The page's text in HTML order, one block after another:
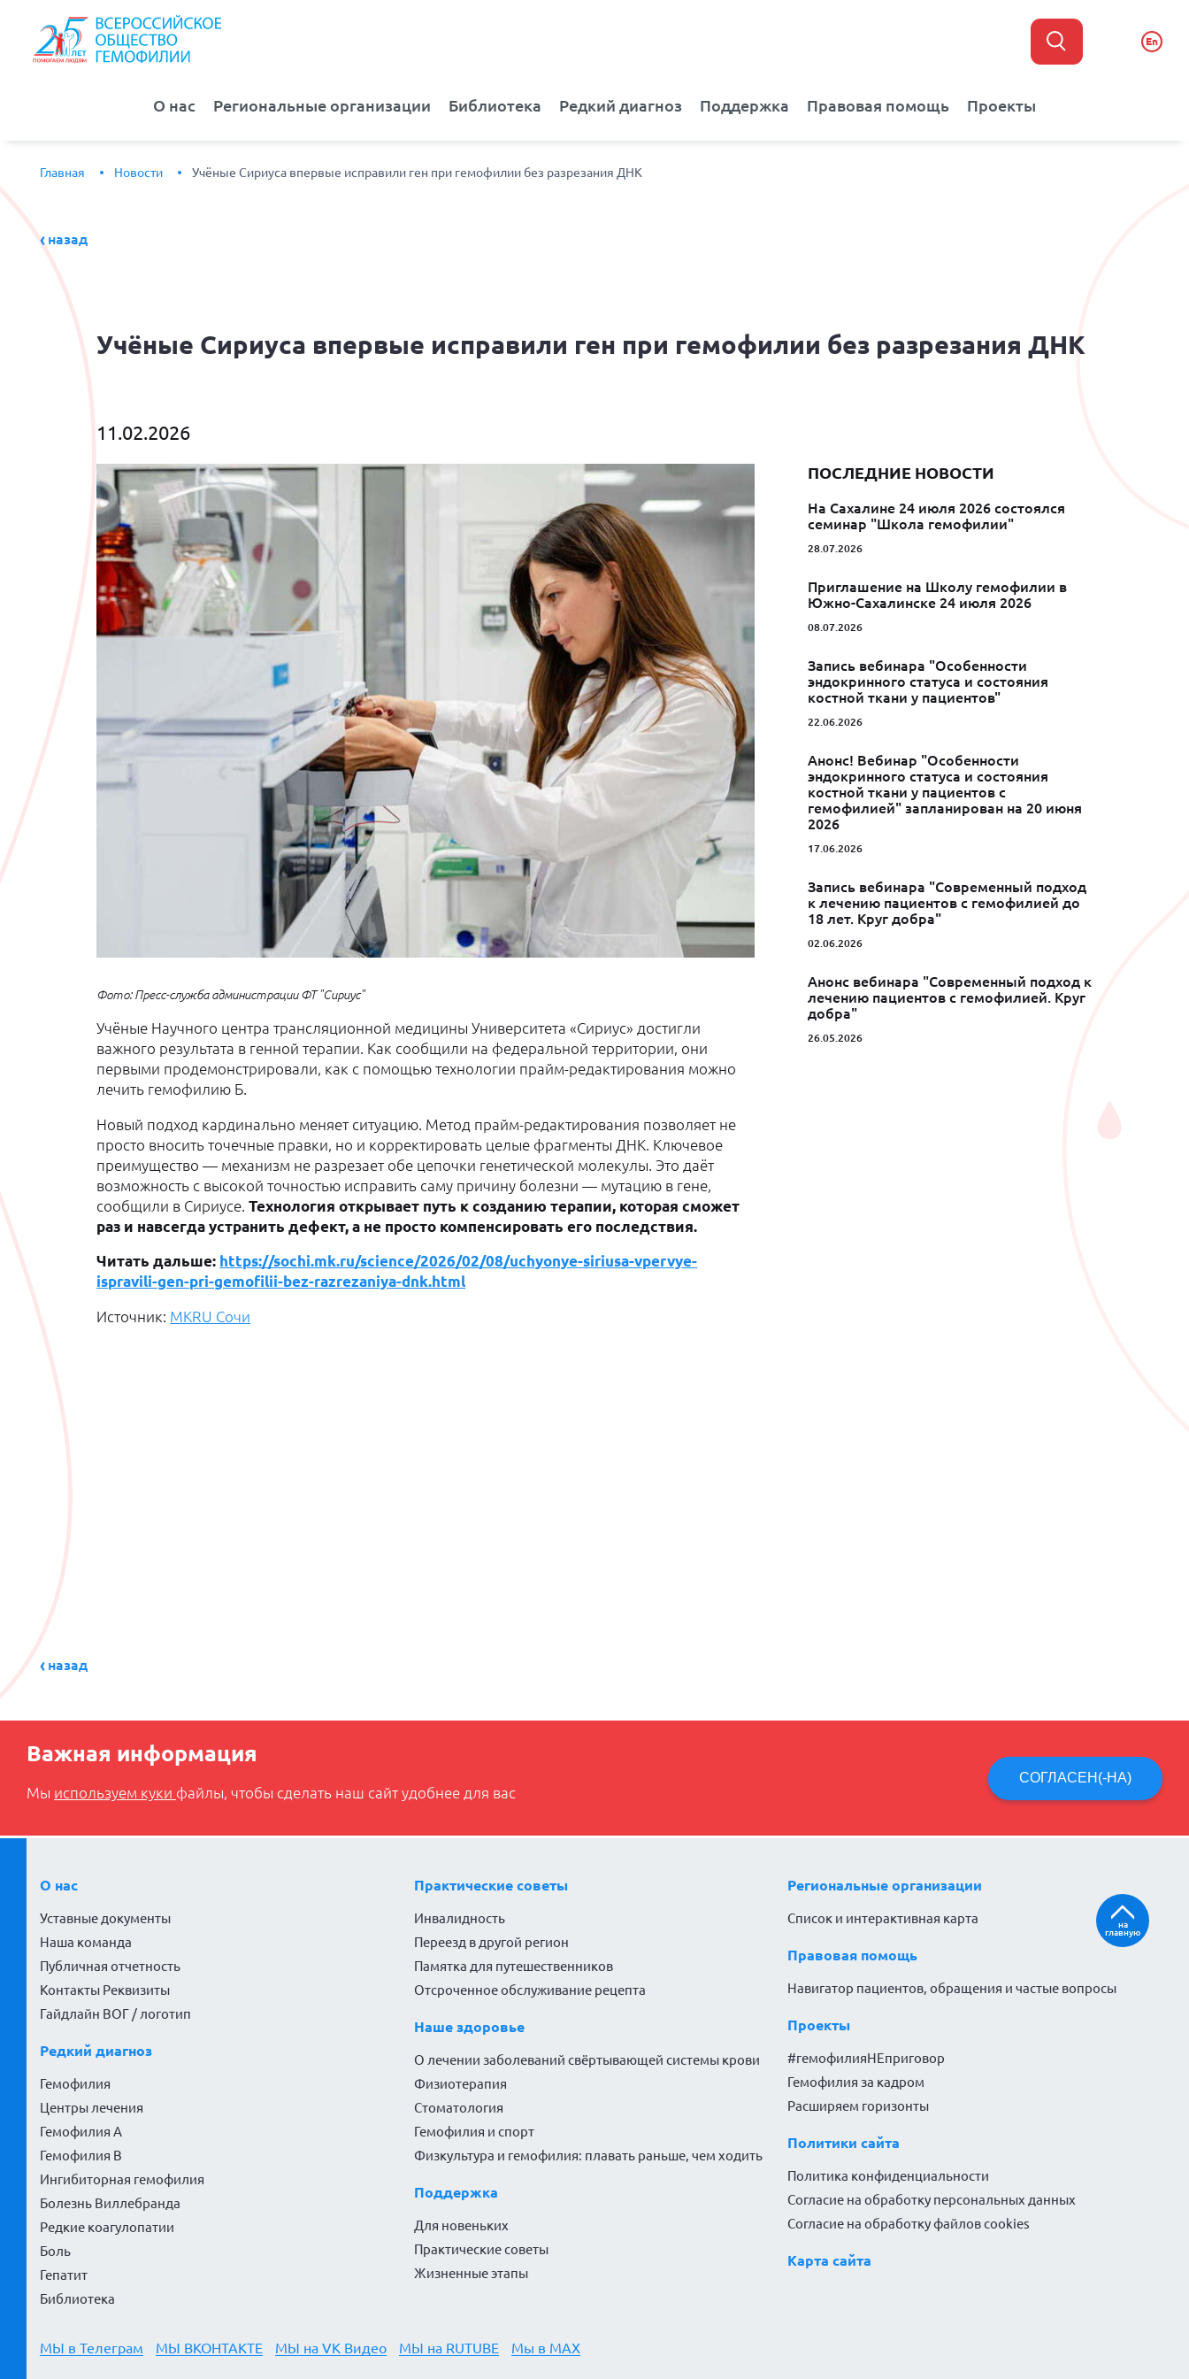
En
О нас Региональные организации Библиотека Редкий диагноз Поддержка Правовая помощь Проекты
Главная Новости Учёные Сириуса впервые исправили ген при гемофилии без разрезания ДНК
назад
Учёные Сириуса впервые исправили ген при гемофилии без разрезания ДНК
11.02.2026
Фото: Пресс-служба администрации ФТ "Сириус"
Учёные Научного центра трансляционной медицины Университета «Сириус» достигли
важного результата в генной терапии. Как сообщили на федеральной территории, они
первыми продемонстрировали, как с помощью технологии прайм-редактирования можно
лечить гемофилию Б.
Новый подход кардинально меняет ситуацию. Метод прайм-редактирования позволяет не
просто вносить точечные правки, но и корректировать целые фрагменты ДНК. Ключевое
преимущество — механизм не разрезает обе цепочки генетической молекулы. Это даёт
возможность с высокой точностью исправить саму причину болезни — мутацию в гене,
сообщили в Сириусе.Технология открывает путь к созданию терапии, которая сможет
раз и навсегда устранить дефект, а не просто компенсировать его последствия.
Читать дальше: https://sochi.mk.ru/science/2026/02/08/uchyonye-siriusa-vpervye-
ispravili-gen-pri-gemofilii-bez-razrezaniya-dnk.html
Источник: МКRU Сочи
ПОСЛЕДНИЕ НОВОСТИ
На Сахалине 24 июля 2026 состоялся
семинар "Школа гемофилии"
28.07.2026
Приглашение на Школу гемофилии в
Южно-Сахалинске 24 июля 2026
08.07.2026
Запись вебинара "Особенности
эндокринного статуса и состояния
костной ткани у пациентов"
22.06.2026
Анонс! Вебинар "Особенности
эндокринного статуса и состояния
костной ткани у пациентов с
гемофилией" запланирован на 20 июня
2026
17.06.2026
Запись вебинара "Современный подход
к лечению пациентов с гемофилией до
18 лет. Круг добра"
02.06.2026
Анонс вебинара "Современный подход к
лечению пациентов с гемофилией. Круг
добра"
26.05.2026
назад
Важная информация
Мы используем куки файлы, чтобы сделать наш сайт удобнее для вас
СОГЛАСЕН(-НА)
О нас
Уставные документы
Наша команда
Публичная отчетность
Контакты Реквизиты
Гайдлайн ВОГ / логотип
Редкий диагноз
Гемофилия
Центры лечения
Гемофилия А
Гемофилия В
Ингибиторная гемофилия
Болезнь Виллебранда
Редкие коагулопатии
Боль
Гепатит
Библиотека
Практические советы
Инвалидность
Переезд в другой регион
Памятка для путешественников
Отсроченное обслуживание рецепта
Наше здоровье
О лечении заболеваний свёртывающей системы крови
Физиотерапия
Стоматология
Гемофилия и спорт
Физкультура и гемофилия: плавать раньше, чем ходить
Поддержка
Для новеньких
Практические советы
Жизненные этапы
Региональные организации
Список и интерактивная карта
Правовая помощь
Навигатор пациентов, обращения и частые вопросы
Проекты
#гемофилияНЕприговор
Гемофилия за кадром
Расширяем горизонты
Политики сайта
Политика конфиденциальности
Согласие на обработку персональных данных
Согласие на обработку файлов cookies
Карта сайта
МЫ в Телеграм МЫ ВКОНТАКТЕ МЫ на VK Видео МЫ на RUTUBE Мы в MAX
на
главную